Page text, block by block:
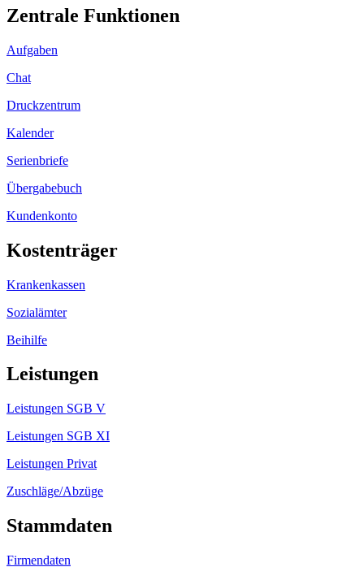
Zentrale Funktionen
Aufgaben
Chat
Druckzentrum
Kalender
Serienbriefe
Übergabebuch
Kundenkonto
Kostenträger
Krankenkassen
Sozialämter
Beihilfe
Leistungen
Leistungen SGB V
Leistungen SGB XI
Leistungen Privat
Zuschläge/Abzüge
Stammdaten
Firmendaten